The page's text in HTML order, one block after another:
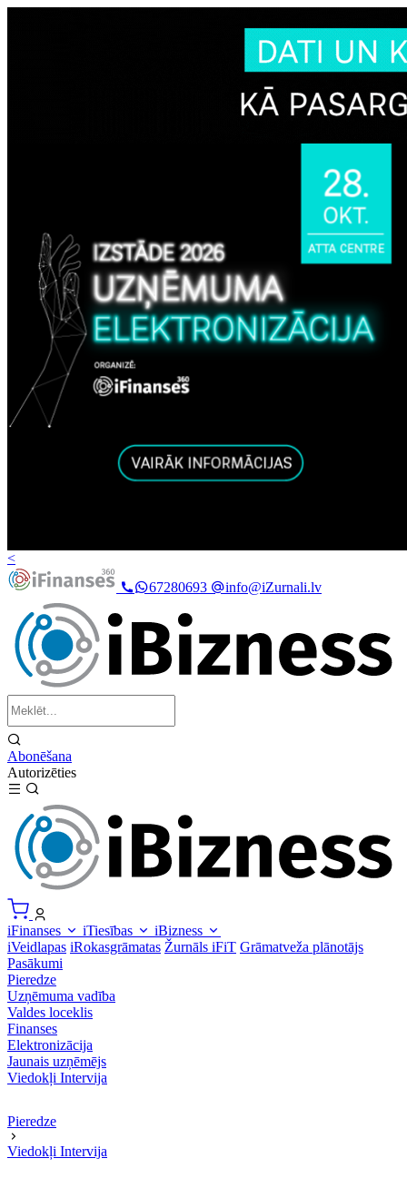
<
67280693
info@iZurnali.lv
Abonēšana
Autorizēties
iFinanses iTiesības
iBizness
iVeidlapas iRokasgrāmatas Žurnāls iFiT Grāmatveža plānotājs
Pasākumi
Pieredze
Uzņēmuma vadība
Valdes loceklis
Finanses
Elektronizācija
Jaunais uzņēmējs
Viedokļi Intervija
Pieredze
Viedokļi Intervija